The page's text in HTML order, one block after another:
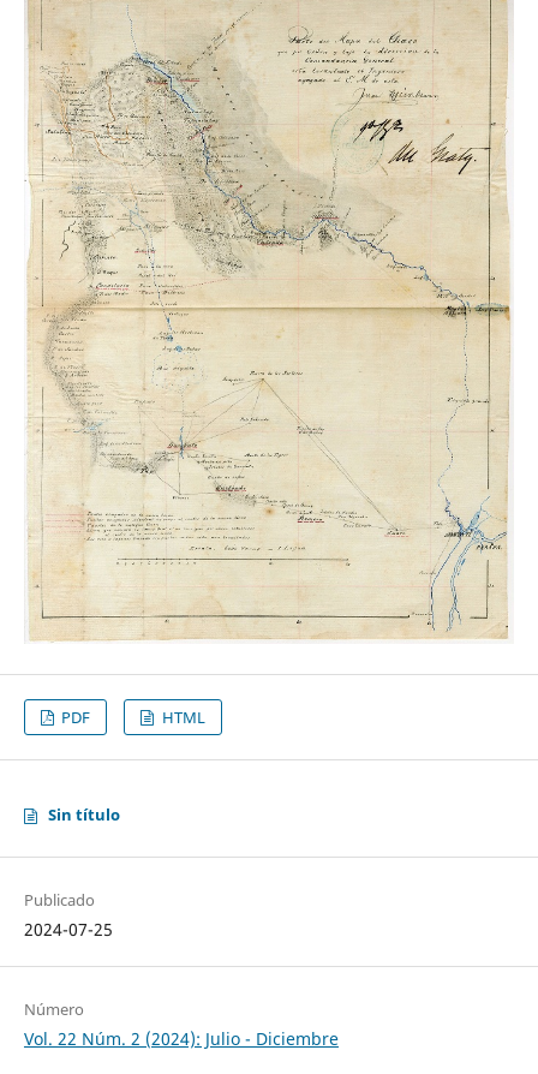
PDF HTML
Sin título
Publicado
2024-07-25
Número
Vol. 22 Núm. 2 (2024): Julio - Diciembre